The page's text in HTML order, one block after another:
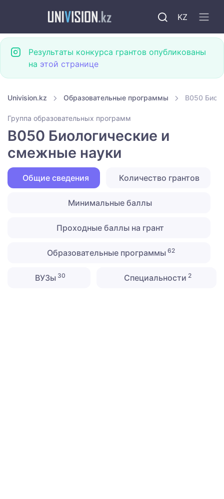
KZ
Результаты конкурса грантов опубликованы
на этой странице
Univision.kz Образовательные программы B050
Группа образовательных программ
B050 Биологические и
смежные науки
Общие сведения Количество грантов
Минимальные баллы
Проходные баллы на грант
Образовательные программы 62
ВУЗы30 Специальности 2